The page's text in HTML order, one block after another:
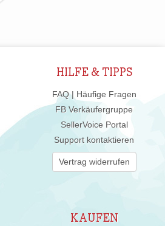
HILFE & TIPPS
FAQ | Häufige Fragen
FB Verkäufergruppe
SellerVoice Portal
Support kontaktieren
Vertrag widerrufen
KAUFEN